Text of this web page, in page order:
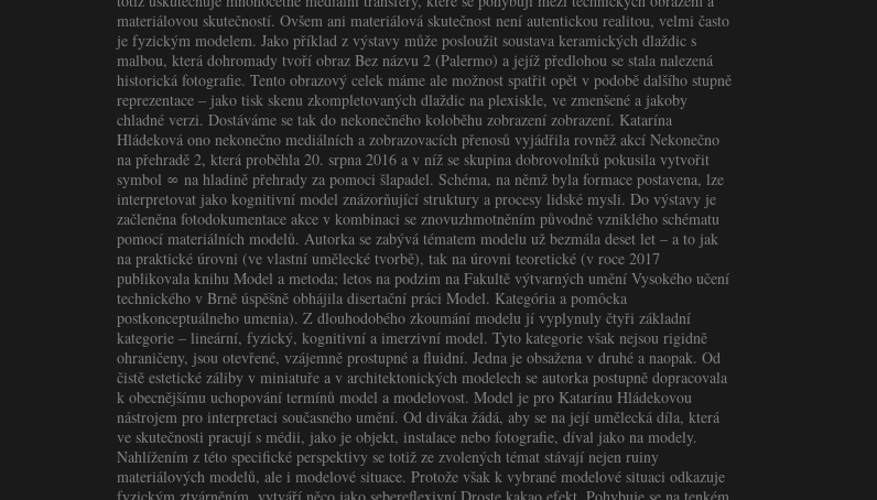
materiálovou skutečností. Ovšem ani materiálová skutečnost není autentickou realitou, velmi často
je fyzickým modelem. Jako příklad z výstavy může posloužit soustava keramických dlaždic s
malbou, která dohromady tvoří obraz Bez názvu 2 (Palermo) a jejíž předlohou se stala nalezená
historická fotografie. Tento obrazový celek máme ale možnost spatřit opět v podobě dalšího stupně
reprezentace – jako tisk skenu zkompletovaných dlaždic na plexiskle, ve zmenšené a jakoby
chladné verzi. Dostáváme se tak do nekonečného koloběhu zobrazení zobrazení. Katarína
Hládeková ono nekonečno mediálních a zobrazovacích přenosů vyjádřila rovněž akcí Nekonečno
na přehradě 2, která proběhla 20. srpna 2016 a v níž se skupina dobrovolníků pokusila vytvořit
symbol ∞ na hladině přehrady za pomoci šlapadel. Schéma, na němž byla formace postavena, lze
interpretovat jako kognitivní model znázorňující struktury a procesy lidské mysli. Do výstavy je
začleněna fotodokumentace akce v kombinaci se znovuzhmotněním původně vzniklého schématu
pomocí materiálních modelů. Autorka se zabývá tématem modelu už bezmála deset let – a to jak
na praktické úrovni (ve vlastní umělecké tvorbě), tak na úrovni teoretické (v roce 2017
publikovala knihu Model a metoda; letos na podzim na Fakultě výtvarných umění Vysokého učení
technického v Brně úspěšně obhájila disertační práci Model. Kategória a pomôcka
postkonceptuálneho umenia). Z dlouhodobého zkoumání modelu jí vyplynuly čtyři základní
kategorie – lineární, fyzický, kognitivní a imerzivní model. Tyto kategorie však nejsou rigidně
ohraničeny, jsou otevřené, vzájemně prostupné a fluidní. Jedna je obsažena v druhé a naopak. Od
čistě estetické záliby v miniatuře a v architektonických modelech se autorka postupně dopracovala
k obecnějšímu uchopování termínů model a modelovost. Model je pro Katarínu Hládekovou
nástrojem pro interpretaci současného umění. Od diváka žádá, aby se na její umělecká díla, která
ve skutečnosti pracují s médii, jako je objekt, instalace nebo fotografie, díval jako na modely.
Nahlížením z této specifické perspektivy se totiž ze zvolených témat stávají nejen ruiny
materiálových modelů, ale i modelové situace. Protože však k vybrané modelové situaci odkazuje